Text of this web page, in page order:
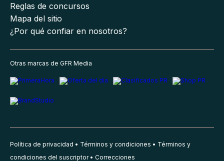
Reglas de concursos
Mapa del sitio
¿Por qué confiar en nosotros?
Otras marcas de GFR Media
Política de privacidad Términos y condiciones
Términos y
condiciones del suscriptor
Correcciones